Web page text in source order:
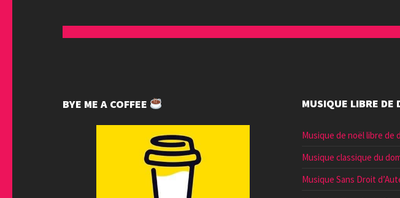
BYE ME A COFFEE MUSIQUE LIBRE DE
Musique de noël libre de
Musique classique du
Musique Sans Droit